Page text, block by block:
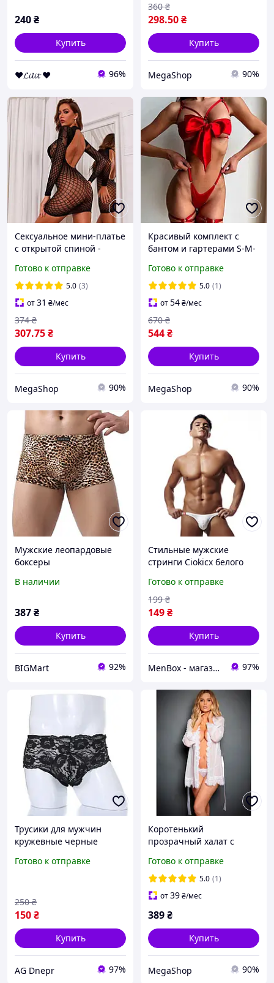
240₴
Купить
❤𝓛𝓲𝓵𝓲𝓽 ❤ 96%
298.50₴
360 ₴
Купить
MegaShop 90%
Сексуальное мини-платье
с открытой спиной -
Эротическое бельё (HRS)
Готово к отправке
5.0 (3)
от31 ₴/мес
307.75₴
374 ₴
Купить
MegaShop 90%
Красивый комплект с
бантом и гартерами S-M-
бельё
Готово к отправке
5.0 (1)
от54₴/мес
544₴
670 ₴
Купить
MegaShop 90%
Мужские леопардовые
боксеры
В наличии
387₴
Купить
BIGMart 92%
Стильные мужские
стринги Ciokicx белого
Готово к отправке
149₴
199 ₴
Купить
MenBox - магазин чоловічого одягу, білизни та аксесуарів 97%
Трусики для мужчин
кружевные черные
Готово к отправке
150₴
250 ₴
Купить
AG Dnepr 97%
Коротенький
прозрачный халат с
XS/S/M - Белый
Эротическое бельё
Готово к отправке
5.0 (1)
от39₴/мес
389₴
Купить
MegaShop 90%